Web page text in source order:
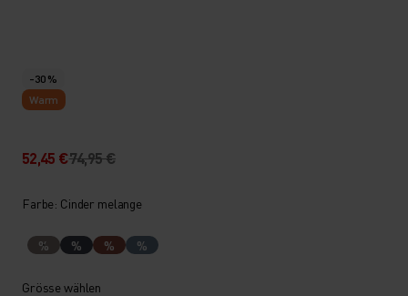
-30 %
Warm
52,45 €74,95 €
Farbe: Cinder melange
% % % %
Grösse wählen